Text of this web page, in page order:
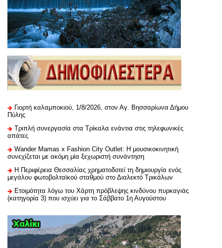
Γιορτή καλαμποκιού, 1/8/2026, στον Αγ. Βησσαρίωνα Δήμου
Πύλης
Τριπλή συνεργασία στα Τρίκαλα ενάντια στις τηλεφωνικές
απάτες
Wander Mamas x Fashion City Outlet: Η μουσικοκινητική
συνεχίζεται με ακόμη μία ξεχωριστή συνάντηση
H Περιφέρεια Θεσσαλίας χρηματοδοτεί τη δημιουργία ενός
μεγάλου φωτοβολταϊκού σταθμού στο Διαλεκτό Τρικάλων
Ετοιμότητα λόγω του Χάρτη πρόβλεψης κινδύνου πυρκαγιάς
(κατηγορία 3) που ισχύει για το Σάββατο 1η Αυγούστου